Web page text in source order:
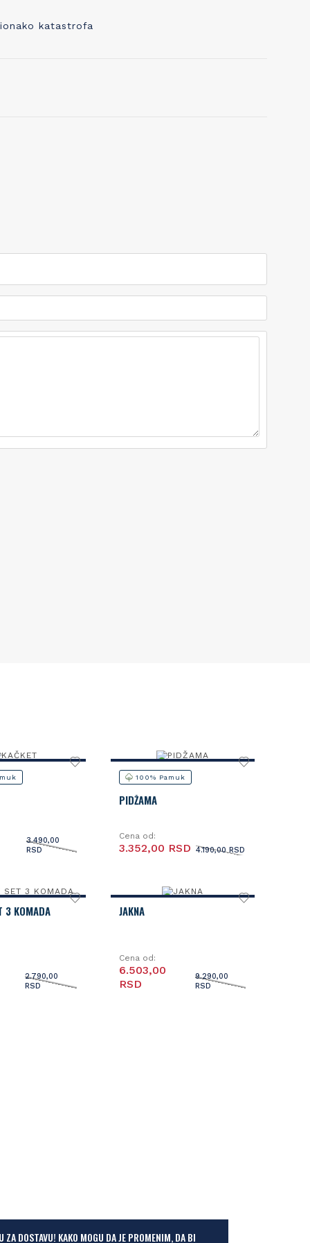
katastrofa
3.490,00
RSD
100% Pamuk
PIDŽAMA
Cena od:
4.190,00 RSD
3.352,00 RSD
3 KOMADA
2.790,00
RSD
JAKNA
Cena od:
9.290,00
RSD
6.503,00
RSD
ZA DOSTAVU! KAKO MOGU DA JE PROMENIM, DA BI